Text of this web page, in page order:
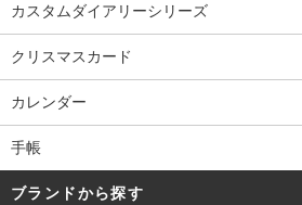
カスタムダイアリーシリーズ
クリスマスカード
カレンダー
手帳
ブランドから探す